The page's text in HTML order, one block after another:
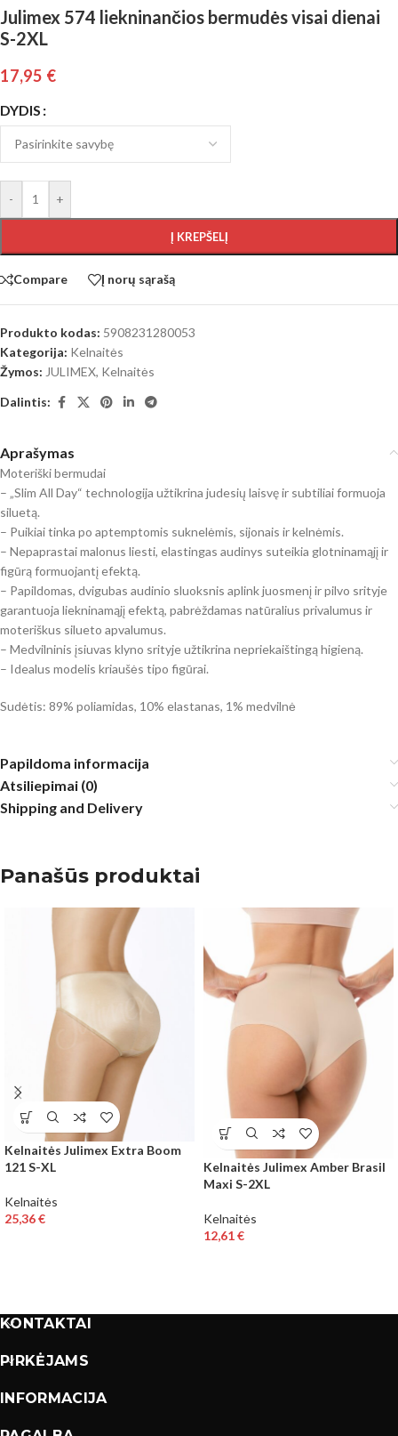
Julimex 574 liekninančios bermudės visai dienai
S-2XL
17,95 €
DYDIS
- +
Į KREPŠELĮ
Compare Į norų sąrašą
Produkto kodas: 5908231280053
Kategorija: Kelnaitės
Žymos: JULIMEX, Kelnaitės
Dalintis:
Aprašymas
Moteriški bermudai
– „Slim All Day“ technologija užtikrina judesių laisvę ir subtiliai formuoja
siluetą.
– Puikiai tinka po aptemptomis suknelėmis, sijonais ir kelnėmis.
– Nepaprastai malonus liesti, elastingas audinys suteikia glotninamąjį ir
figūrą formuojantį efektą.
– Papildomas, dvigubas audinio sluoksnis aplink juosmenį ir pilvo srityje
garantuoja liekninamąjį efektą, pabrėždamas natūralius privalumus ir
moteriškus silueto apvalumus.
– Medvilninis įsiuvas klyno srityje užtikrina nepriekaištingą higieną.
– Idealus modelis kriaušės tipo figūrai.
Sudėtis: 89% poliamidas, 10% elastanas, 1% medvilnė
Papildoma informacija
Atsiliepimai (0)
Shipping and Delivery
Panašūs produktai
Kelnaitės Julimex Extra Boom
121 S-XL
Kelnaitės
25,36€
Kelnaitės Julimex Amber Brasil
Maxi S-2XL
Kelnaitės
12,61€
KONTAKTAI
PIRKĖJAMS
INFORMACIJA